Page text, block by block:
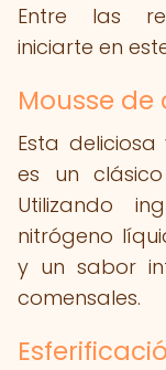
Entre las
iniciarte en
Mousse
Esta
es un
Utilizando
nitrógeno
y un sabor
comensales.